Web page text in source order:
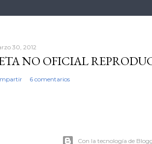
30, 2012
NO OFICIAL
6 comentarios
Con la tecnología de